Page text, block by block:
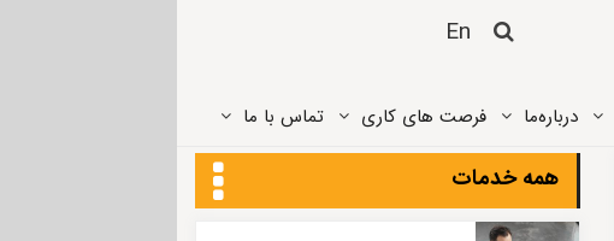
En
درباره‌ما فرصت های کاری تماس ‌با ما
همه خدمات